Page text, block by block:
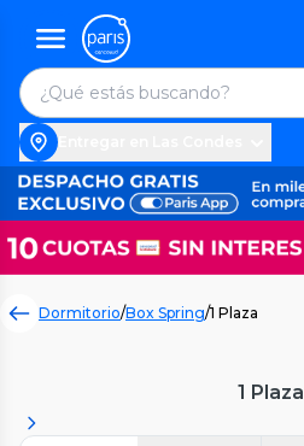
Dormitorio/Box Spring/1 Plaza
1 Plaza